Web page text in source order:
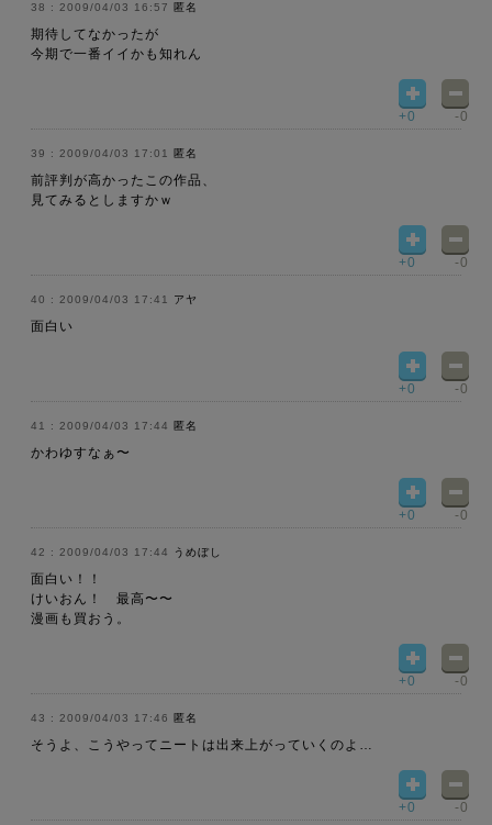
2009/04/03 16:57 匿名
期待してなかったが
今期で一番イイかも知れん
+0 -0
2009/04/03 17:01 匿名
前評判が高かったこの作品、
見てみるとしますかｗ
+0 -0
2009/04/03 17:41 アヤ
面白い
+0 -0
2009/04/03 17:44 匿名
かわゆすなぁ〜
+0 -0
2009/04/03 17:44 うめぼし
面白い！！
けいおん！ 最高〜〜
漫画も買おう。
+0 -0
2009/04/03 17:46 匿名
そうよ、こうやってニートは出来上がっていくのよ…
+0 -0